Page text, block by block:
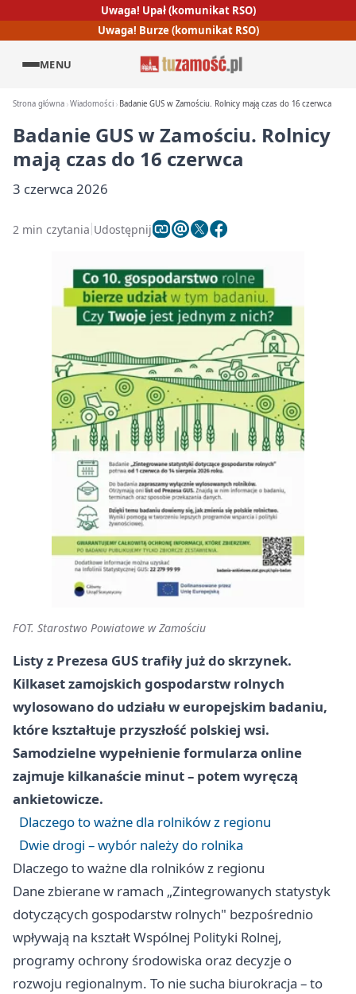
Uwaga! Upał (komunikat RSO)
Uwaga! Burze (komunikat RSO)
MENU
Strona główna Wiadomości Badanie GUS w Zamościu. Rolnicy mają czas do 16 czerwca
Badanie GUS w Zamościu. Rolnicy
mają czas do 16 czerwca
3 czerwca 2026
2 min czytania Udostępnij
FOT. Starostwo Powiatowe w Zamościu
Listy z Prezesa GUS trafiły już do skrzynek.
Kilkaset zamojskich gospodarstw rolnych
wylosowano do udziału w europejskim badaniu,
które kształtuje przyszłość polskiej wsi.
Samodzielne wypełnienie formularza online
zajmuje kilkanaście minut – potem wyręczą
ankietowicze.
Dlaczego to ważne dla rolników z regionu
Dwie drogi – wybór należy do rolnika
Dlaczego to ważne dla rolników z regionu
Dane zbierane w ramach „Zintegrowanych statystyk
dotyczących gospodarstw rolnych" bezpośrednio
wpływają na kształt Wspólnej Polityki Rolnej,
programy ochrony środowiska oraz decyzje o
rozwoju regionalnym. To nie sucha biurokracja – to